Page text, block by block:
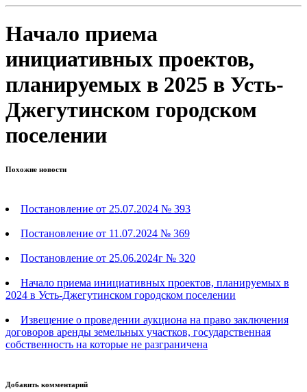
Начало приема
инициативных проектов,
планируемых в 2025 в Усть-
Джегутинском городском
поселении
Похожие новости
Постановление от 25.07.2024 № 393
Постановление от 11.07.2024 № 369
Постановление от 25.06.2024г № 320
Начало приема инициативных проектов, планируемых в
2024 в Усть-Джегутинском городском поселении
Извещение о проведении аукциона на право заключения
договоров аренды земельных участков, государственная
собственность на которые не разграничена
Добавить комментарий